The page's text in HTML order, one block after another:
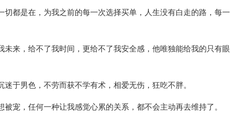
切都是在，为我之前的每一次选择买单，人生没有白走的路，每一
未来，给不了我时间，更给不了我安全感，他唯独能给我的只有眼
于男色，不劳而获不学有术，相爱无伤，狂吃不胖。
宠，任何一种让我感觉心累的关系，都不会主动再去维持了。